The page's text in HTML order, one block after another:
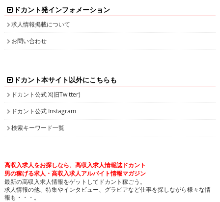
ドカント発インフォメーション
求人情報掲載について
お問い合わせ
ドカント本サイト以外にこちらも
ドカント公式 X(旧Twitter)
ドカント公式 Instagram
検索キーワード一覧
高収入求人をお探しなら、高収入求人情報誌ドカント
男の稼げる求人・高収入求人アルバイト情報マガジン
最新の高収入求人情報をゲットしてドカント稼ごう。
求人情報の他、特集やインタビュー、グラビアなど仕事を探しながら様々な情
報も・・・。